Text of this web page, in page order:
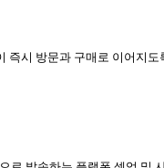
즉시 방문과 구매로 이어지도